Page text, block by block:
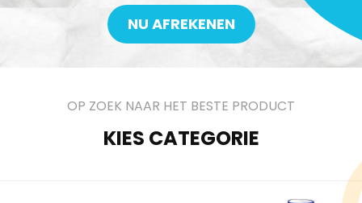
NU AFREKENEN
OP ZOEK NAAR HET BESTE PRODUCT
KIES CATEGORIE